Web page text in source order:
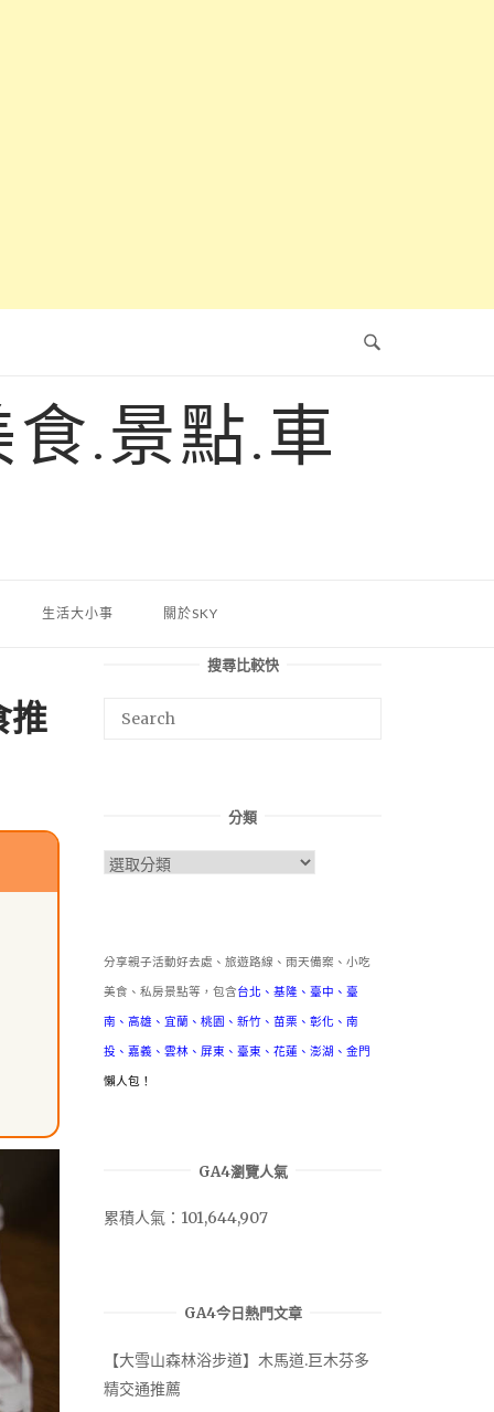
.景點.車
生活大小事 關於SKY
推
搜尋比較快
分類
分
分享親子活動好去處、旅遊路線、雨天備案、小吃
美食、私房景點等，包含台北 、 基隆 、 臺中 、 臺
南 、 高雄 、 宜蘭 、 桃園 、 新竹 、 苗栗 、 彰化 、 南
投 、 嘉義 、 雲林 、 屏東 、 臺東 、 花蓮 、 澎湖 、 金門
懶人包！
GA4瀏覽人氣
累積人氣：101,644,907
GA4今日熱門文章
【大雪山森林浴步道】木馬道.巨木芬多
精交通推薦